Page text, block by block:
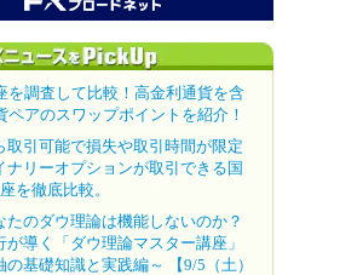
を調査して比較！高金利通貨を含
ペアのスワップポイントを紹介！
取引可能で損失や取引時間が限定
ナリーオプションが取引できる国
を徹底比較。
たのダウ理論は機能しないのか？
が導く「ダウ理論マスター講座」
の基礎知識と実践編～ 【9/5（土）